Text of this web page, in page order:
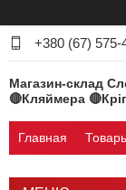
+380 (67) 575-
Магазин-склад
🔴Кляймера
Главная